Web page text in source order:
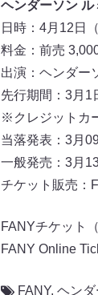
ヘンダーソン ル
日時：4月12日
料金：前売
出演：ヘンダー
先行期間：3月
※クレジットカ
当落発表：3月
一般発売：3月
チケット販売：
FANYチケット
FANY Online
FANY, ヘン